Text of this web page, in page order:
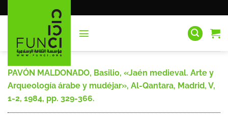
al
PAVÓN MALDONADO, Basilio, «Jaén medieval. Arte y
Arqueología árabe y mudéjar», Al-Qantara, Madrid, V,
1-2, 1984, pp. 329-366.